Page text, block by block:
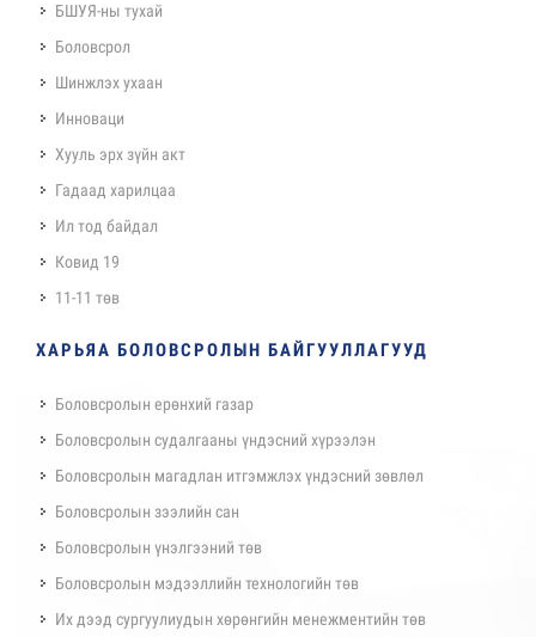
БШУЯ-ны тухай
Боловсрол
Шинжлэх ухаан
Инноваци
Хууль эрх зүйн акт
Гадаад харилцаа
Ил тод байдал
Ковид 19
11-11 төв
ХАРЬЯА БОЛОВСРОЛЫН БАЙГУУЛЛАГУУД
Боловсролын ерөнхий газар
Боловсролын судалгааны үндэсний хүрээлэн
Боловсролын магадлан итгэмжлэх үндэсний зөвлөл
Боловсролын зээлийн сан
Боловсролын үнэлгээний төв
Боловсролын мэдээллийн технологийн төв
Их дээд сургуулиудын хөрөнгийн менежментийн төв